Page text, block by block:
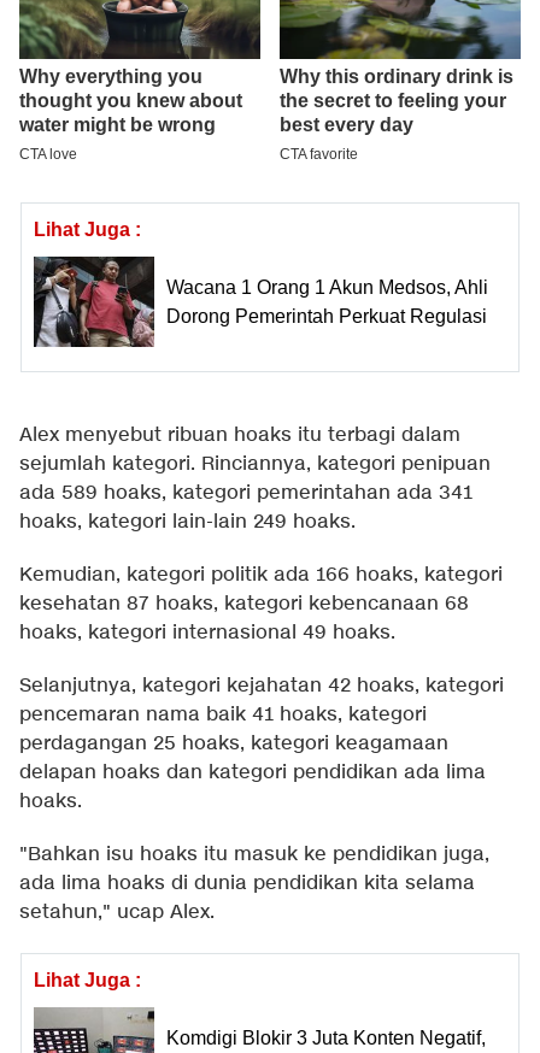
Lihat Juga :
Wacana 1 Orang 1 Akun Medsos, Ahli
Dorong Pemerintah Perkuat Regulasi
Alex menyebut ribuan hoaks itu terbagi dalam
sejumlah kategori. Rinciannya, kategori penipuan
ada 589 hoaks, kategori pemerintahan ada 341
hoaks, kategori lain-lain 249 hoaks.
Kemudian, kategori politik ada 166 hoaks, kategori
kesehatan 87 hoaks, kategori kebencanaan 68
hoaks, kategori internasional 49 hoaks.
Selanjutnya, kategori kejahatan 42 hoaks, kategori
pencemaran nama baik 41 hoaks, kategori
perdagangan 25 hoaks, kategori keagamaan
delapan hoaks dan kategori pendidikan ada lima
hoaks.
"Bahkan isu hoaks itu masuk ke pendidikan juga,
ada lima hoaks di dunia pendidikan kita selama
setahun," ucap Alex.
Lihat Juga :
Komdigi Blokir 3 Juta Konten Negatif,